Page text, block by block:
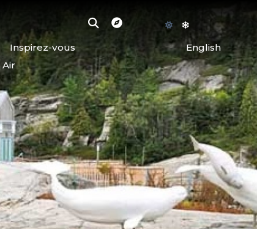
Inspirez-vous
English
Air